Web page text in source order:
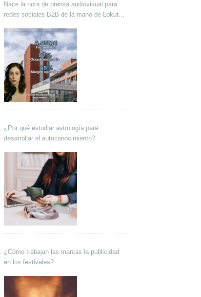
Nace la nota de prensa audiovisual para
redes sociales B2B de la mano de Lokutor
¿Por qué estudiar astrología para
desarrollar el autoconocimiento?
¿Cómo trabajan las marcas la publicidad
en los festivales?